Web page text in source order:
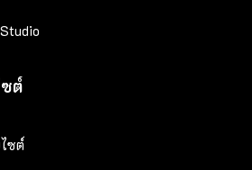
ต์
ซต์